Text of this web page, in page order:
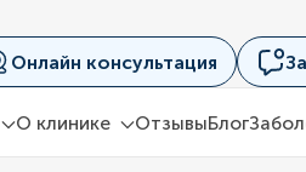
Онлайн консультация
О клинике ОтзывыБлог